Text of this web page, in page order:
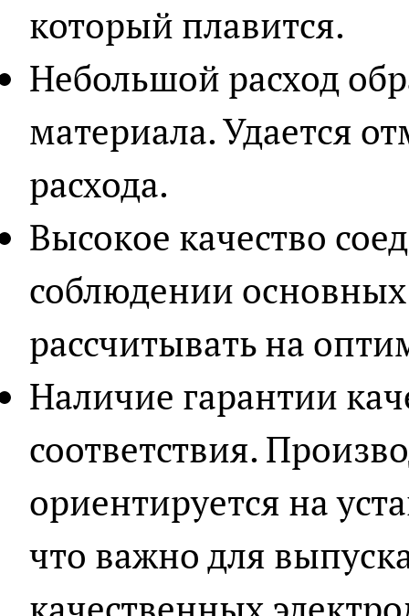
который плавится.
Небольшой расход
материала. Удается
расхода.
Высокое качество
соблюдении
рассчитывать на
Наличие гарантии
соответствия.
ориентируется на
что важно для